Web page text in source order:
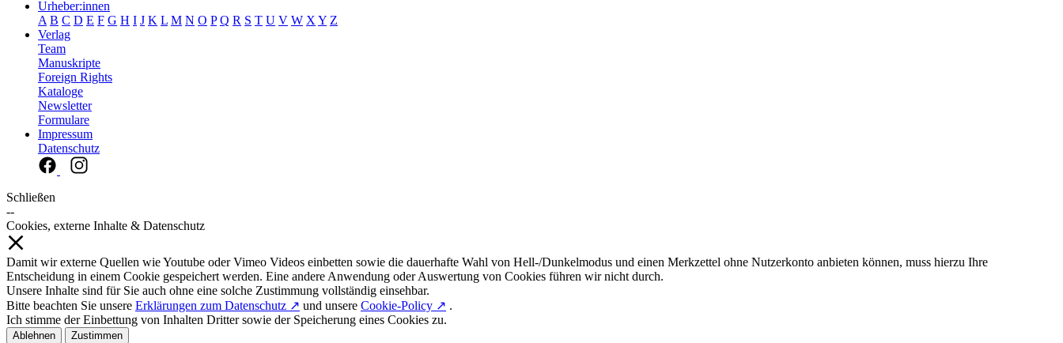
Urheber:innen
A B C D E F G H I J K L M N O P Q R S T U V W X Y Z
Verlag
Team
Manuskripte
Foreign Rights
Kataloge
Newsletter
Formulare
Impressum
Datenschutz
Schließen
--
Cookies, externe Inhalte & Datenschutz
Damit wir externe Quellen wie Youtube oder Vimeo Videos einbetten sowie die dauerhafte Wahl von Hell-/Dunkelmodus und einen Merkzettel ohne Nutzerkonto anbieten können, muss hierzu Ihre
Entscheidung in einem Cookie gespeichert werden. Eine andere Anwendung oder Auswertung von Cookies führen wir nicht durch.
Unsere Inhalte sind für Sie auch ohne eine solche Zustimmung vollständig einsehbar.
Bitte beachten Sie unsere Erklärungen zum Datenschutz ↗ und unsere Cookie-Policy ↗ .
Ich stimme der Einbettung von Inhalten Dritter sowie der Speicherung eines Cookies zu.
Ablehnen Zustimmen